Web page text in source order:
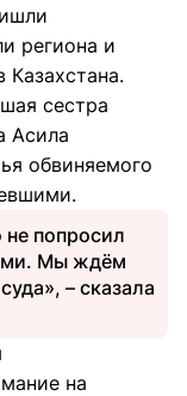
региона и
сестра
Асила
обвиняемого
не попросил
Мы ждём
– сказала
на